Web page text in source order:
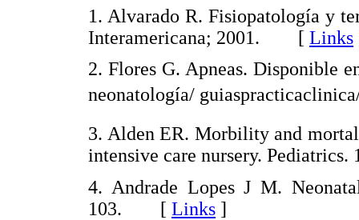
1. Alvarado R. Fisiopatología y
Interamericana; 2001. [ Links
2. Flores G. Apneas. Disponible
neonatología/
3. Alden ER. Morbility and
intensive care nursery. Pediatrics.
4. Andrade Lopes J M.
103. [ Links ]